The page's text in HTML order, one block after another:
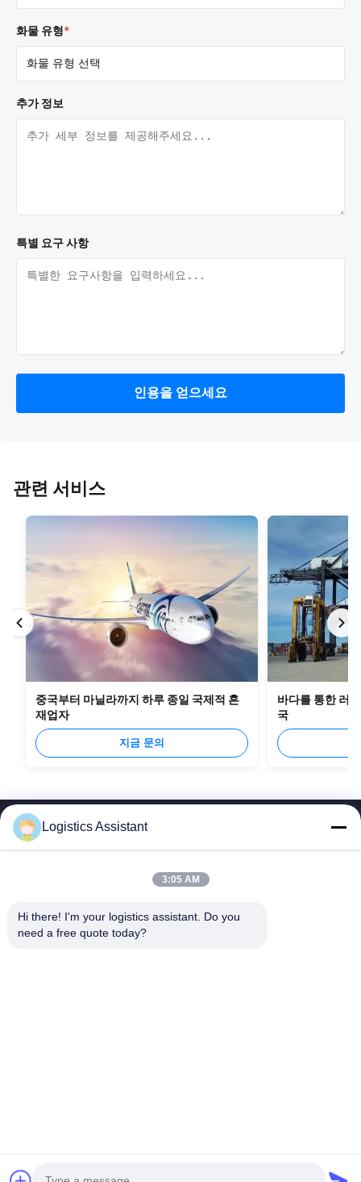
화물 유형*
추가 정보
특별 요구 사항
인용을 얻으세요
관련 서비스
중국부터 마닐라까지 하루 종일 국제적 혼
재업자
지금 문의
바다를 통한 러
국
© 2026 SHANGHAI TOP WAY INTERNATIONAL TRANSPORT CO.,LTD. All
Logistics Assistant
3:05 AM
Hi there! I'm your logistics assistant. Do you
need a free quote today?